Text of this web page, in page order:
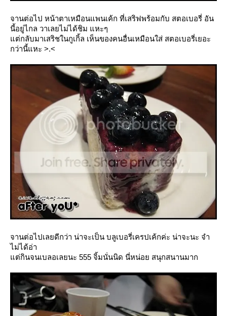
จานต่อไป หน้าตาเหมือนแพนเค้ก ที่เสริฟพร้อมกับ สตอเบอรี่ อัน
นี้อยู่ไกล วาเลยไม่ได้ชิม แหะๆ
ต่กลับมาเสริชในกูเกิ้ล เห็นของคนอื่นเหมือนใส่ สตอเบอรี่เยอะ
กว่านี้แหะ >.<
จานต่อไปเลยดีกว่า น่าจะเป็น บลูเบอรี่เครปเค้กค่ะ น่าจะนะ จำ
ไม่ได้อ่า
ต่กินจนเบลอเลยนะ 555 จิ้มนั่นนิด นี่หน่อย สนุกสนานมาก